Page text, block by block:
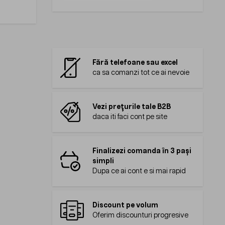
Fără telefoane sau excel
ca sa comanzi tot ce ai nevoie
Vezi prețurile tale B2B
daca iti faci cont pe site
Finalizezi comanda în 3 pași
simpli
Dupa ce ai cont e si mai rapid
Discount pe volum
Oferim discounturi progresive